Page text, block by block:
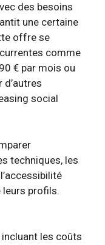
des besoins
une certaine
offre se
comme
€ par mois ou
social
techniques, les
profils.
les coûts